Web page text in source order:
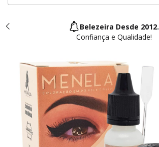
Belezeira Desde 2012.
Confiança e Qualidade!